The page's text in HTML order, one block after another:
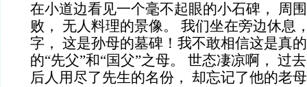
在小道边看见一个毫不起眼的小石碑， 周
败， 无人料理的景像。 我们坐在旁边休息
字， 这是孙母的墓碑！我不敢相信这是真
的“先父”和“国父”之母。 世态凄凉啊， 过
后人用尽了先生的名份， 却忘记了他的老